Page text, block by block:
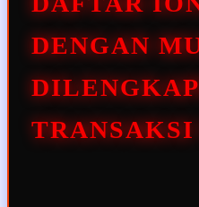
DENGAN